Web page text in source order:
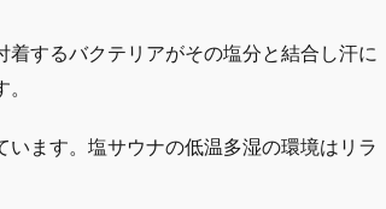
するバクテリアがその塩分と結合し汗に
ます。塩サウナの低温多湿の環境はリラ